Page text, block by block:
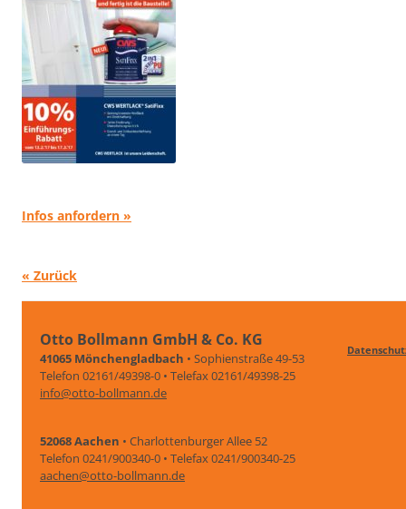
Infos anfordern »
« Zurück
Otto Bollmann GmbH & Co. KG
41065 Mönchengladbach • Sophienstraße 49-53
Telefon 02161/49398-0 • Telefax 02161/49398-25
info@otto-bollmann.de
52068 Aachen • Charlottenburger Allee 52
Telefon 0241/900340-0 • Telefax 0241/900340-25
aachen@otto-bollmann.de